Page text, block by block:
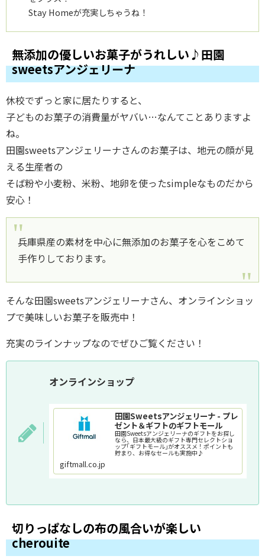
Stay Homeが充実しちゃうね！
無添加の優しいお菓子がうれしい♪田園
sweetsアンジェリーナ
休校でずっと家に居たりすると、
子どものお菓子の消費量がヤバい…なんてことありますよ
ね。
田園sweetsアンジェリーナさんのお菓子は、地元の顔が見
える生産者の
そば粉や小麦粉、米粉、地卵を使ったsimpleなものだから
安心！
兵庫県産の素材を中心に無添加のお菓子を心をこめて
手作りしております。
そんな田園sweetsアンジェリーナさん、オンラインショッ
プで美味しいお菓子を販売中！
充実のラインナップなのでぜひご覧ください！
オンラインショップ
田園Sweetsアンジェリーナ - プレ
ゼント＆ギフトのギフトモール
田園Sweetsアンジェリーナのギフトをお探し
なら、日本最大級のギフト専門セレクトショ
ップ｢ギフトモール｣がオススメ！ポイントも
貯まり、お得なセールも実施中♪
giftmall.co.jp
切りっぱなしの布の風合いが楽しい
cherouite